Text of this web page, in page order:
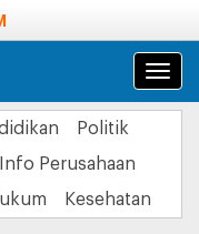
Politik
Info Perusahaan
Kesehatan